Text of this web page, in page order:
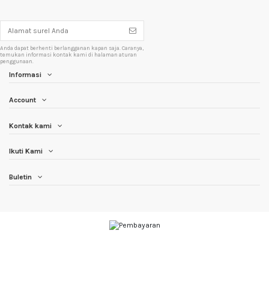
Anda dapat berhenti berlangganan kapan saja. Caranya,
temukan informasi kontak kami di halaman aturan
penggunaan.
Informasi
Account
Kontak kami
Ikuti Kami
Buletin